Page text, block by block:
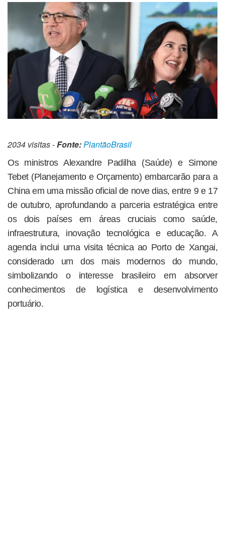
2034 visitas -Fonte:PlantãoBrasil
Os ministros Alexandre Padilha (Saúde) e Simone
Tebet (Planejamento e Orçamento) embarcarão para a
China em uma missão oficial de nove dias, entre 9 e 17
de outubro, aprofundando a parceria estratégica entre
os dois países em áreas cruciais como saúde,
infraestrutura, inovação tecnológica e educação. A
agenda inclui uma visita técnica ao Porto de Xangai,
considerado um dos mais modernos do mundo,
simbolizando o interesse brasileiro em absorver
conhecimentos de logística e desenvolvimento
portuário.